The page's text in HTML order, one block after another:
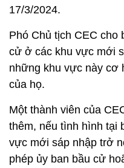
17/3/2024.
Phó Chủ tịch CEC cho
cử ở các khu vực mới
những khu vực này cơ
của họ.
Một thành viên của
thêm, nếu tình hình tại
vực mới sáp nhập trở
phép ủy ban bầu cử